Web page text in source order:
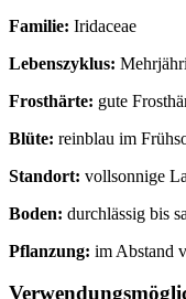
Familie: Iridaceae
Lebenszyklus:
Frosthärte: gute
Blüte: reinblau im
Standort: vollsonnige
Boden: durchlässig bis
Pflanzung: im Abstand